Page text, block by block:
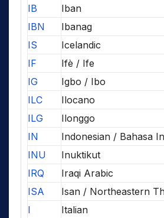
IB
Iban
IBN
Ibanag
IS
Icelandic
IF
Ifè / Ife
IG
Igbo / Ibo
ILC
Ilocano
ILG
Ilonggo
IN
Indonesian / Bahasa
INU
Inuktikut
IRQ
Iraqi Arabic
ISA
Isan / Northeastern
I
Italian